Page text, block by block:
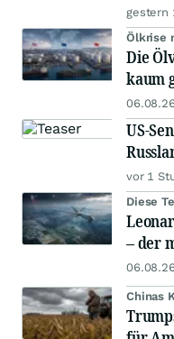
gestern
Ölkrise
Die
kaum
US-
vor 1
Diese
– der
Chinas